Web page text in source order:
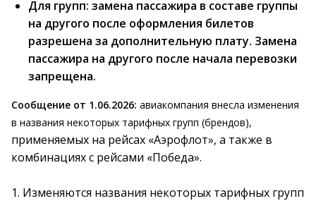
Для групп: замена пассажира в составе группы
на другого после оформления билетов
разрешена за дополнительную плату. Замена
пассажира на другого после начала перевозки
запрещена.
Сообщение от 1.06.2026: авиакомпания внесла изменения
в названия некоторых тарифных групп (брендов),
применяемых на рейсах «Аэрофлот», а также в
комбинациях с рейсами «Победа».
1. Изменяются названия некоторых тарифных групп